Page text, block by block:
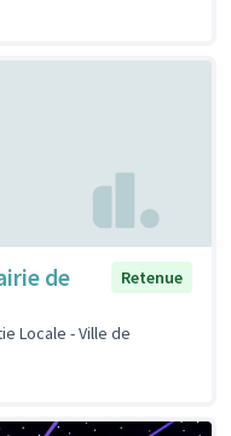
de
Retenue
Locale - Ville de